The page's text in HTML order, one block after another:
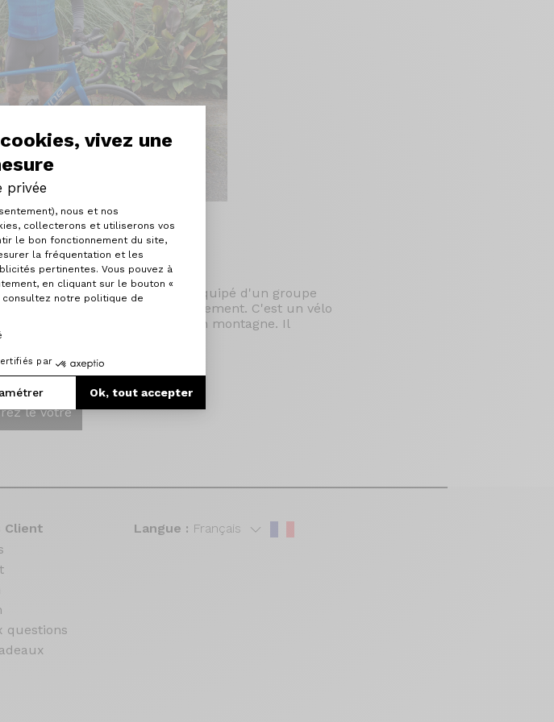
vivez une
privée
du Consentement : Personnalisez vos Options
nous et nos
collecterons et utiliserons vos
le bon fonctionnement du site,
la fréquentation et les
pertinentes. Vous pouvez à
en cliquant sur le bouton «
consultez notre politique de
par
Ok, tout accepter
consent
faits avec cet Axxome GTO équipé d'un groupe
satisfait de son comportement. C'est un vélo
dénivelé, particulièrement en montagne. Il
un peu nerveuses."
le votre
Client
questions
Langue : Français